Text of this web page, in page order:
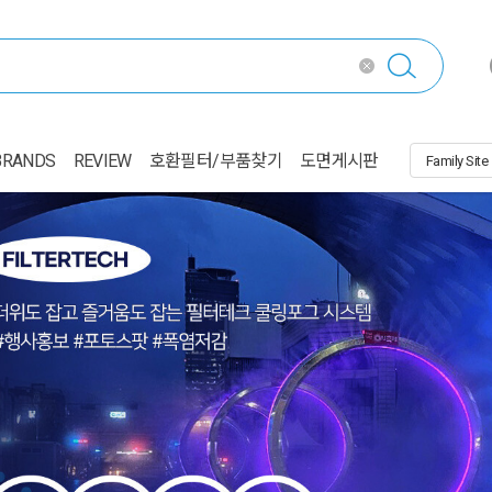
REVIEW 호환필터/부품찾기 도면게시판